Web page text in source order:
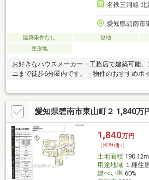
名鉄三河線 北
愛知県碧南市
建築条件なし 更地
整形地
お好きなハウスメーカー・工務店で建築可能
ニまで徒歩6分圏内です。－物件のおすすめポ
50坪)の整形地、間口は約5.4m・前面道路は比
い幅員約8.0mの広さ・建築条件付宅地販売で
なハウスメーカー・工務店で建築可能・現況更
ランが決まり次第スムーズに建築へ移行がで
スーパー「ドミー新川店」徒歩6分(約450m)・
碧南鶴見町店 徒歩5分(約350m)
愛知県碧南市東山町２ 1,840万
1,840万円
（坪単価:-）
土地面積190.12m
用途地域１種住
建ぺい率60%